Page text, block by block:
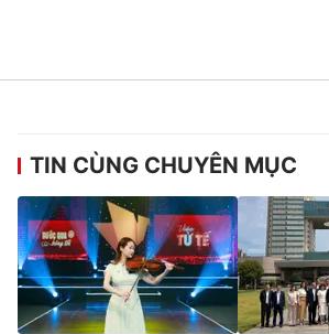
TIN CÙNG CHUYÊN MỤC